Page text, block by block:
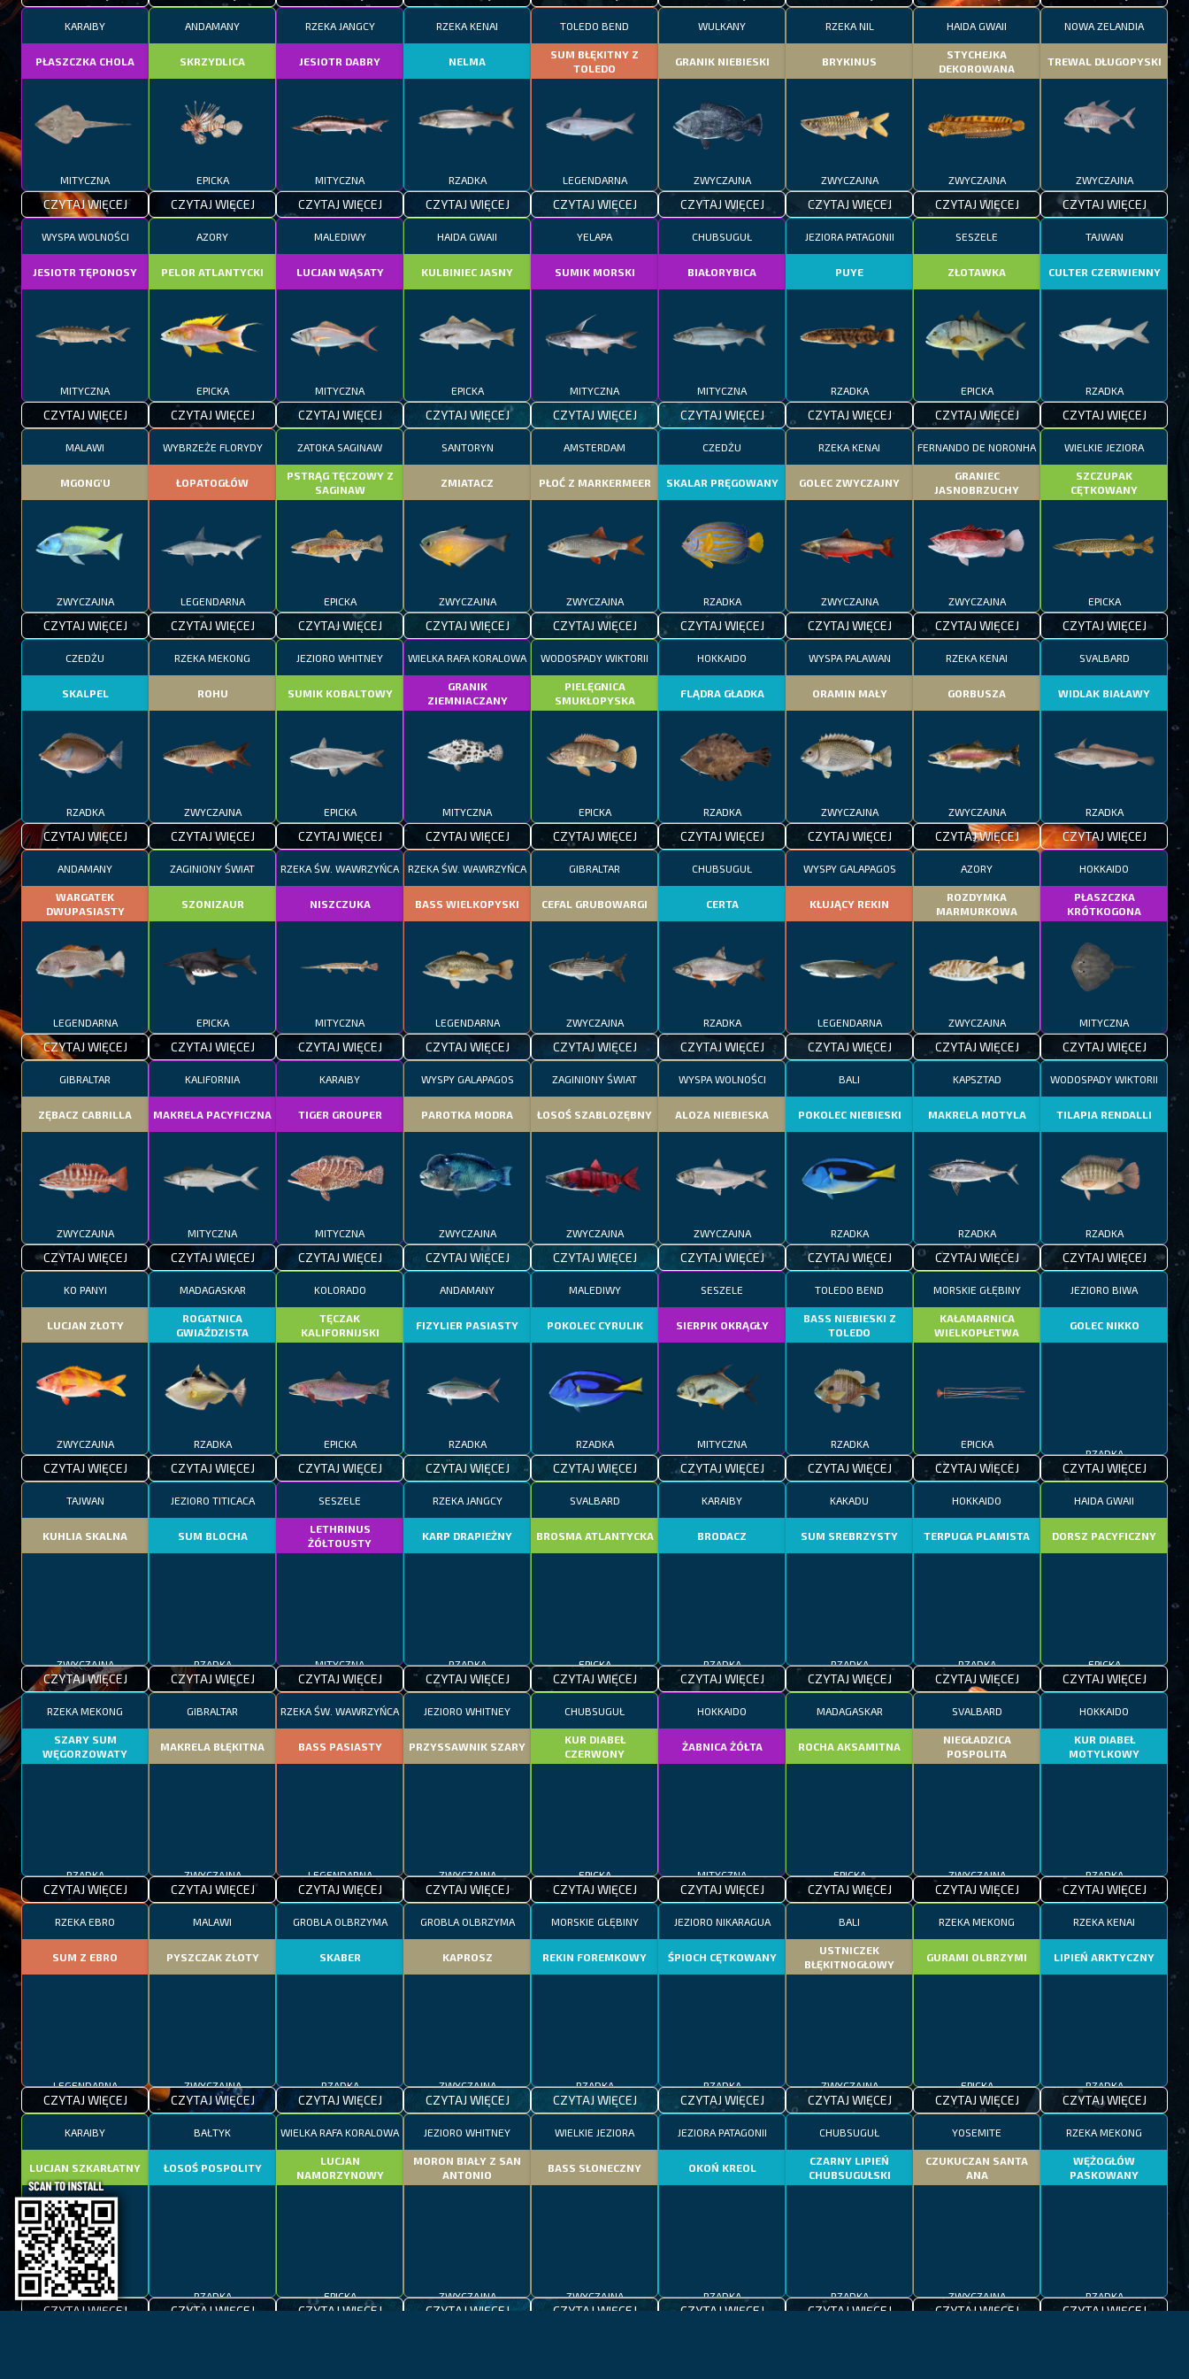
KARAIBY
PŁASZCZKA CHOLA
MITYCZNA
CZYTAJ WIĘCEJ
ANDAMANY
SKRZYDLICA
EPICKA
CZYTAJ WIĘCEJ
RZEKA JANGCY
JESIOTR DABRY
MITYCZNA
CZYTAJ WIĘCEJ
RZEKA KENAI
NELMA
RZADKA
CZYTAJ WIĘCEJ
TOLEDO BEND
SUM BŁĘKITNY Z
TOLEDO
LEGENDARNA
CZYTAJ WIĘCEJ
WULKANY
GRANIK NIEBIESKI
ZWYCZAJNA
CZYTAJ WIĘCEJ
RZEKA NIL
BRYKINUS
ZWYCZAJNA
CZYTAJ WIĘCEJ
HAIDA GWAII
STYCHEJKA
DEKOROWANA
ZWYCZAJNA
CZYTAJ WIĘCEJ
NOWA ZELANDIA
TREWAL DŁUGOPYSKI
ZWYCZAJNA
CZYTAJ WIĘCEJ
WYSPA WOLNOŚCI
JESIOTR TĘPONOSY
MITYCZNA
CZYTAJ WIĘCEJ
AZORY
PELOR ATLANTYCKI
EPICKA
CZYTAJ WIĘCEJ
MALEDIWY
LUCJAN WĄSATY
MITYCZNA
CZYTAJ WIĘCEJ
HAIDA GWAII
KULBINIEC JASNY
EPICKA
CZYTAJ WIĘCEJ
YELAPA
SUMIK MORSKI
MITYCZNA
CZYTAJ WIĘCEJ
CHUBSUGUŁ
BIAŁORYBICA
MITYCZNA
CZYTAJ WIĘCEJ
JEZIORA PATAGONII
PUYE
RZADKA
CZYTAJ WIĘCEJ
SESZELE
ZŁOTAWKA
EPICKA
CZYTAJ WIĘCEJ
TAJWAN
CULTER CZERWIENNY
RZADKA
CZYTAJ WIĘCEJ
MALAWI
MGONG'U
ZWYCZAJNA
CZYTAJ WIĘCEJ
WYBRZEŻE FLORYDY
ŁOPATOGŁÓW
LEGENDARNA
CZYTAJ WIĘCEJ
ZATOKA SAGINAW
PSTRĄG TĘCZOWY Z
SAGINAW
EPICKA
CZYTAJ WIĘCEJ
SANTORYN
ZMIATACZ
ZWYCZAJNA
CZYTAJ WIĘCEJ
AMSTERDAM
PŁOĆ Z MARKERMEER
ZWYCZAJNA
CZYTAJ WIĘCEJ
CZEDŻU
SKALAR PRĘGOWANY
RZADKA
CZYTAJ WIĘCEJ
RZEKA KENAI
GOLEC ZWYCZAJNY
ZWYCZAJNA
CZYTAJ WIĘCEJ
FERNANDO DE NORONHA
GRANIEC
JASNOBRZUCHY
ZWYCZAJNA
CZYTAJ WIĘCEJ
WIELKIE JEZIORA
SZCZUPAK
CĘTKOWANY
EPICKA
CZYTAJ WIĘCEJ
CZEDŻU
SKALPEL
RZADKA
CZYTAJ WIĘCEJ
RZEKA MEKONG
ROHU
ZWYCZAJNA
CZYTAJ WIĘCEJ
JEZIORO WHITNEY
SUMIK KOBALTOWY
EPICKA
CZYTAJ WIĘCEJ
WIELKA RAFA KORALOWA
GRANIK
ZIEMNIACZANY
MITYCZNA
CZYTAJ WIĘCEJ
WODOSPADY WIKTORII
PIELĘGNICA
SMUKŁOPYSKA
EPICKA
CZYTAJ WIĘCEJ
HOKKAIDO
FLĄDRA GŁADKA
RZADKA
CZYTAJ WIĘCEJ
WYSPA PALAWAN
ORAMIN MAŁY
ZWYCZAJNA
CZYTAJ WIĘCEJ
RZEKA KENAI
GORBUSZA
ZWYCZAJNA
CZYTAJ WIĘCEJ
SVALBARD
WIDLAK BIAŁAWY
RZADKA
CZYTAJ WIĘCEJ
ANDAMANY
WARGATEK
DWUPASIASTY
LEGENDARNA
CZYTAJ WIĘCEJ
ZAGINIONY ŚWIAT
SZONIZAUR
EPICKA
CZYTAJ WIĘCEJ
RZEKA ŚW. WAWRZYŃCA
NISZCZUKA
MITYCZNA
CZYTAJ WIĘCEJ
RZEKA ŚW. WAWRZYŃCA
BASS WIELKOPYSKI
LEGENDARNA
CZYTAJ WIĘCEJ
GIBRALTAR
CEFAL GRUBOWARGI
ZWYCZAJNA
CZYTAJ WIĘCEJ
CHUBSUGUŁ
CERTA
RZADKA
CZYTAJ WIĘCEJ
WYSPY GALAPAGOS
KŁUJĄCY REKIN
LEGENDARNA
CZYTAJ WIĘCEJ
AZORY
ROZDYMKA
MARMURKOWA
ZWYCZAJNA
CZYTAJ WIĘCEJ
HOKKAIDO
PŁASZCZKA
KRÓTKOGONA
MITYCZNA
CZYTAJ WIĘCEJ
GIBRALTAR
ZĘBACZ CABRILLA
ZWYCZAJNA
CZYTAJ WIĘCEJ
KALIFORNIA
MAKRELA PACYFICZNA
MITYCZNA
CZYTAJ WIĘCEJ
KARAIBY
TIGER GROUPER
MITYCZNA
CZYTAJ WIĘCEJ
WYSPY GALAPAGOS
PAROTKA MODRA
ZWYCZAJNA
CZYTAJ WIĘCEJ
ZAGINIONY ŚWIAT
ŁOSOŚ SZABLOZĘBNY
ZWYCZAJNA
CZYTAJ WIĘCEJ
WYSPA WOLNOŚCI
ALOZA NIEBIESKA
ZWYCZAJNA
CZYTAJ WIĘCEJ
BALI
POKOLEC NIEBIESKI
RZADKA
CZYTAJ WIĘCEJ
KAPSZTAD
MAKRELA MOTYLA
RZADKA
CZYTAJ WIĘCEJ
WODOSPADY WIKTORII
TILAPIA RENDALLI
RZADKA
CZYTAJ WIĘCEJ
KO PANYI
LUCJAN ZŁOTY
ZWYCZAJNA
CZYTAJ WIĘCEJ
MADAGASKAR
ROGATNICA
GWIAŹDZISTA
RZADKA
CZYTAJ WIĘCEJ
KOLORADO
TĘCZAK
KALIFORNIJSKI
EPICKA
CZYTAJ WIĘCEJ
ANDAMANY
FIZYLIER PASIASTY
RZADKA
CZYTAJ WIĘCEJ
MALEDIWY
POKOLEC CYRULIK
RZADKA
CZYTAJ WIĘCEJ
SESZELE
SIERPIK OKRĄGŁY
MITYCZNA
CZYTAJ WIĘCEJ
TOLEDO BEND
BASS NIEBIESKI Z
TOLEDO
RZADKA
CZYTAJ WIĘCEJ
MORSKIE GŁĘBINY
KAŁAMARNICA
WIELKOPŁETWA
EPICKA
CZYTAJ WIĘCEJ
JEZIORO BIWA
GOLEC NIKKO
CZYTAJ WIĘCEJ
TAJWAN
KUHLIA SKALNA
CZYTAJ WIĘCEJ
JEZIORO TITICACA
SUM BLOCHA
CZYTAJ WIĘCEJ
SESZELE
LETHRINUS
ŻÓŁTOUSTY
CZYTAJ WIĘCEJ
RZEKA JANGCY
KARP DRAPIEŻNY
CZYTAJ WIĘCEJ
SVALBARD
BROSMA ATLANTYCKA
CZYTAJ WIĘCEJ
KARAIBY
BRODACZ
CZYTAJ WIĘCEJ
KAKADU
SUM SREBRZYSTY
CZYTAJ WIĘCEJ
HOKKAIDO
TERPUGA PLAMISTA
CZYTAJ WIĘCEJ
HAIDA GWAII
DORSZ PACYFICZNY
CZYTAJ WIĘCEJ
RZEKA MEKONG
SZARY SUM
WĘGORZOWATY
CZYTAJ WIĘCEJ
GIBRALTAR
MAKRELA BŁĘKITNA
CZYTAJ WIĘCEJ
RZEKA ŚW. WAWRZYŃCA
BASS PASIASTY
CZYTAJ WIĘCEJ
JEZIORO WHITNEY
PRZYSSAWNIK SZARY
CZYTAJ WIĘCEJ
CHUBSUGUŁ
KUR DIABEŁ
CZERWONY
CZYTAJ WIĘCEJ
HOKKAIDO
ŻABNICA ŻÓŁTA
CZYTAJ WIĘCEJ
MADAGASKAR
ROCHA AKSAMITNA
CZYTAJ WIĘCEJ
SVALBARD
NIEGŁADZICA
POSPOLITA
CZYTAJ WIĘCEJ
HOKKAIDO
KUR DIABEŁ
MOTYLKOWY
CZYTAJ WIĘCEJ
RZEKA EBRO
SUM Z EBRO
CZYTAJ WIĘCEJ
MALAWI
PYSZCZAK ZŁOTY
ZWYCZAJNA
CZYTAJ WIĘCEJ
GROBLA OLBRZYMA
SKABER
RZADKA
CZYTAJ WIĘCEJ
GROBLA OLBRZYMA
KAPROSZ
ZWYCZAJNA
CZYTAJ WIĘCEJ
MORSKIE GŁĘBINY
REKIN FOREMKOWY
RZADKA
CZYTAJ WIĘCEJ
JEZIORO NIKARAGUA
ŚPIOCH CĘTKOWANY
RZADKA
CZYTAJ WIĘCEJ
BALI
USTNICZEK
BŁĘKITNOGŁOWY
ZWYCZAJNA
CZYTAJ WIĘCEJ
RZEKA MEKONG
GURAMI OLBRZYMI
EPICKA
CZYTAJ WIĘCEJ
RZEKA KENAI
LIPIEŃ ARKTYCZNY
RZADKA
CZYTAJ WIĘCEJ
KARAIBY
LUCJAN SZKARŁATNY
EPICKA
CZYTAJ WIĘCEJ
BAŁTYK
ŁOSOŚ POSPOLITY
RZADKA
CZYTAJ WIĘCEJ
WIELKA RAFA KORALOWA
LUCJAN
NAMORZYNOWY
EPICKA
CZYTAJ WIĘCEJ
JEZIORO WHITNEY
MORON BIAŁY Z SAN
ANTONIO
ZWYCZAJNA
CZYTAJ WIĘCEJ
WIELKIE JEZIORA
BASS SŁONECZNY
ZWYCZAJNA
CZYTAJ WIĘCEJ
JEZIORA PATAGONII
OKOŃ KREOL
RZADKA
CZYTAJ WIĘCEJ
CHUBSUGUŁ
CZARNY LIPIEŃ
CHUBSUGUŁSKI
RZADKA
CZYTAJ WIĘCEJ
YOSEMITE
CZUKUCZAN SANTA
ANA
ZWYCZAJNA
CZYTAJ WIĘCEJ
RZEKA MEKONG
WĘŻOGŁÓW
PASKOWANY
RZADKA
CZYTAJ WIĘCEJ